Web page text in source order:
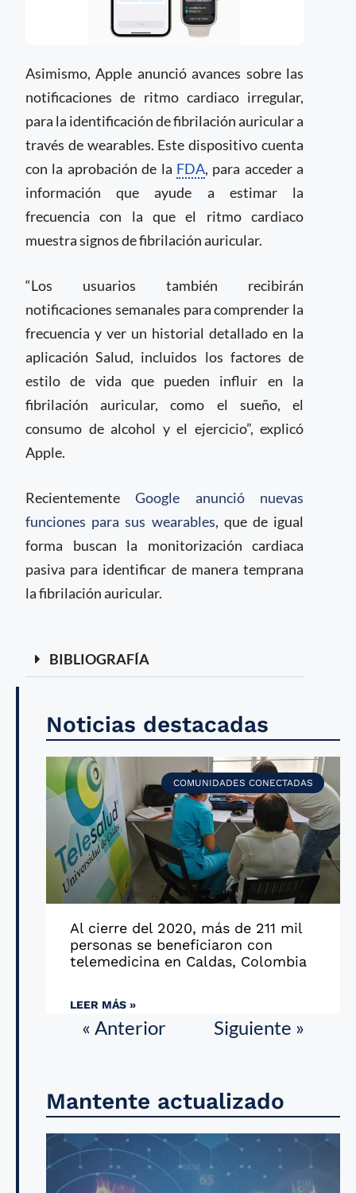
Asimismo, Apple anunció avances sobre las
notificaciones de ritmo cardiaco irregular,
para la identificación de fibrilación auricular a
través de wearables. Este dispositivo cuenta
con la aprobación de la FDA, para acceder a
información que ayude a estimar la
frecuencia con la que el ritmo cardiaco
muestra signos de fibrilación auricular.
“Los usuarios también recibirán
notificaciones semanales para comprender la
frecuencia y ver un historial detallado en la
aplicación Salud, incluidos los factores de
estilo de vida que pueden influir en la
fibrilación auricular, como el sueño, el
consumo de alcohol y el ejercicio”, explicó
Apple.
RecientementeGoogle anunció nuevas
funciones para sus wearables, que de igual
forma buscan la monitorización cardiaca
pasiva para identificar de manera temprana
la fibrilación auricular.
BIBLIOGRAFÍA
Noticias destacadas
COMUNIDADES CONECTADAS
Al cierre del 2020, más de 211 mil
personas se beneficiaron con
telemedicina en Caldas, Colombia
LEER MÁS »
« Anterior Siguiente »
Mantente actualizado